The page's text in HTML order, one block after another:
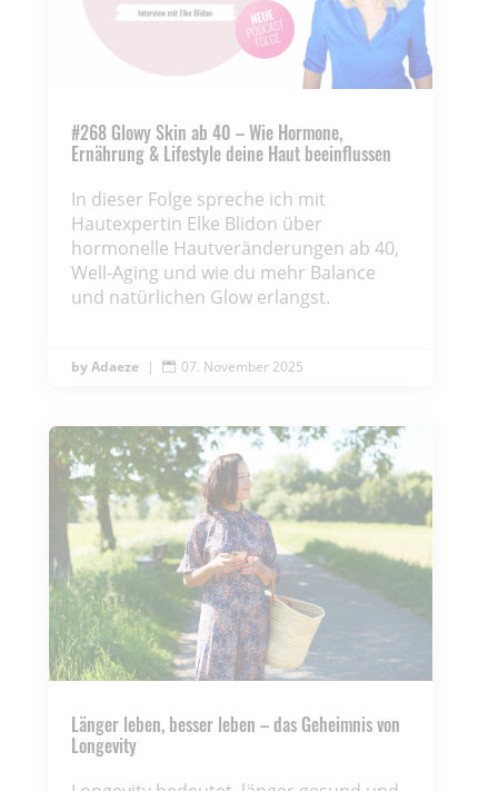
#268 Glowy Skin ab 40 – Wie Hormone,
Ernährung & Lifestyle deine Haut beeinflussen
In dieser Folge spreche ich mit
Hautexpertin Elke Blidon über
hormonelle Hautveränderungen ab 40,
Well-Aging und wie du mehr Balance
und natürlichen Glow erlangst.
Adaeze |  07. November 2025
Länger leben, besser leben – das Geheimnis von
Longevity